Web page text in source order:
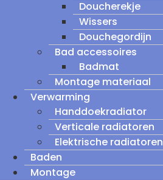
Doucherekje
Wissers
Douchegordijn
Bad accessoires
Badmat
Montage materiaal
Verwarming
Handdoekradiator
Verticale radiatoren
Elektrische radiatoren
Baden
Montage